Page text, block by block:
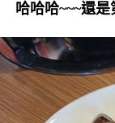
哈哈哈~~~還